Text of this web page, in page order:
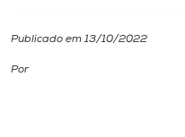
Internacionalização
Publicado em 13/10/2022
Por